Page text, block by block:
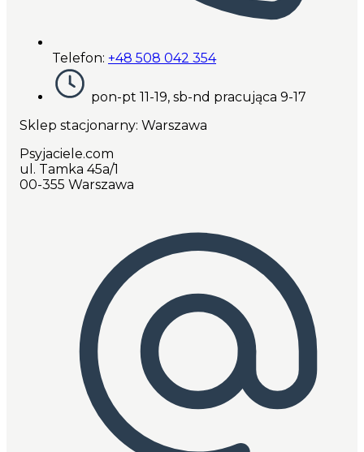
Telefon: +48 508 042 354
pon-pt 11-19, sb-nd pracująca 9-17
Sklep stacjonarny: Warszawa
Psyjaciele.com
ul. Tamka 45a/1
00-355 Warszawa